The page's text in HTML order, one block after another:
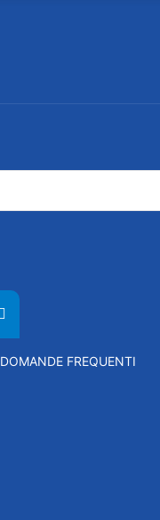
DOMANDE FREQUENTI